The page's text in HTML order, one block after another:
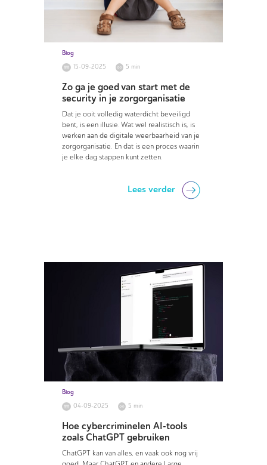
Blog
15-09-2025
5 min
Zo ga je goed van start met de
security in je zorgorganisatie
Dat je ooit volledig waterdicht beveiligd
bent, is een illusie. Wat wel realistisch is, is
werken aan de digitale weerbaarheid van je
zorgorganisatie. En dat is een proces waarin
je elke dag stappen kunt zetten.
Lees verder
Blog
04-09-2025
5 min
Hoe cybercriminelen AI-tools
zoals ChatGPT gebruiken
ChatGPT kan van alles, en vaak ook nog vrij